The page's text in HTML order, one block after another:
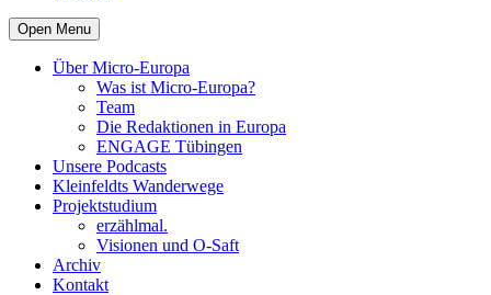
Open Menu
Über Micro-Europa
Was ist Micro-Europa?
Team
Die Redaktionen in Europa
ENGAGE Tübingen
Unsere Podcasts
Kleinfeldts Wanderwege
Projektstudium
erzählmal.
Visionen und O-Saft
Archiv
Kontakt